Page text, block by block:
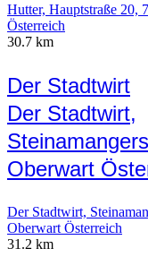
Hutter, Hauptstraße 20,
Österreich
30.7 km
Der Stadtwirt
Der Stadtwirt,
Oberwart
Der Stadtwirt,
Oberwart Österreich
31.2 km